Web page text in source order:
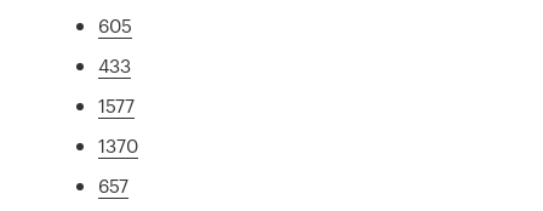
605
433
1577
1370
657